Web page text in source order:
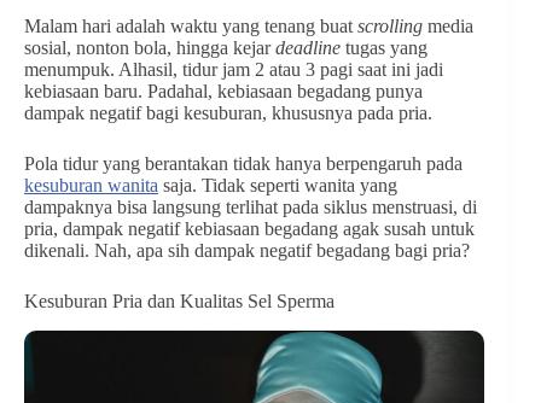
Malam hari adalah waktu yang tenang buat scrolling media
sosial, nonton bola, hingga kejardeadline tugas yang
menumpuk. Alhasil, tidur jam 2 atau 3 pagi saat ini jadi
kebiasaan baru. Padahal, kebiasaan begadang punya
dampak negatif bagi kesuburan, khususnya pada pria.
Pola tidur yang berantakan tidak hanya berpengaruh pada
kesuburan wanita saja. Tidak seperti wanita yang
dampaknya bisa langsung terlihat pada siklus menstruasi, di
pria, dampak negatif kebiasaan begadang agak susah untuk
dikenali. Nah, apa sih dampak negatif begadang bagi pria?
Kesuburan Pria dan Kualitas Sel Sperma